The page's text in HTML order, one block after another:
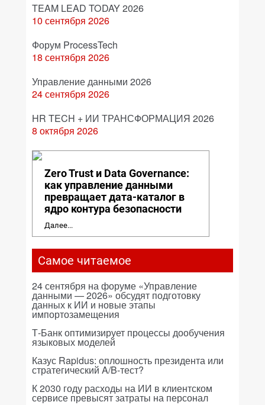
TEAM LEAD TODAY 2026
10 сентября 2026
Форум ProcessTech
18 сентября 2026
Управление данными 2026
24 сентября 2026
HR TECH + ИИ ТРАНСФОРМАЦИЯ 2026
8 октября 2026
Zero Trust и Data Governance:
как управление данными
превращает дата-каталог в
ядро контура безопасности
Далее...
Самое читаемое
24 сентября на форуме «Управление
данными — 2026» обсудят подготовку
данных к ИИ и новые этапы
импортозамещения
Т-Банк оптимизирует процессы дообучения
языковых моделей
Казус Rapidus: оплошность президента или
стратегический A/B-тест?
К 2030 году расходы на ИИ в клиентском
сервисе превысят затраты на персонал